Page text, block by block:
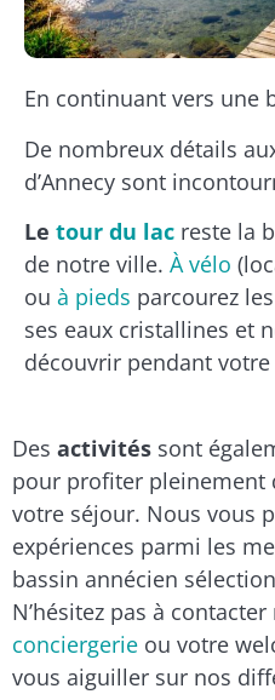
En continuant vers une
De nombreux détails
d’Annecy sont
Le tour du lac reste la
de notre ville. À vélo
ou à pieds parcourez
ses eaux cristallines et
découvrir pendant
Des activités sont
pour profiter pleinement
votre séjour. Nous vous
expériences parmi les
bassin annécien
N’hésitez pas à
conciergerie ou votre
vous aiguiller sur nos